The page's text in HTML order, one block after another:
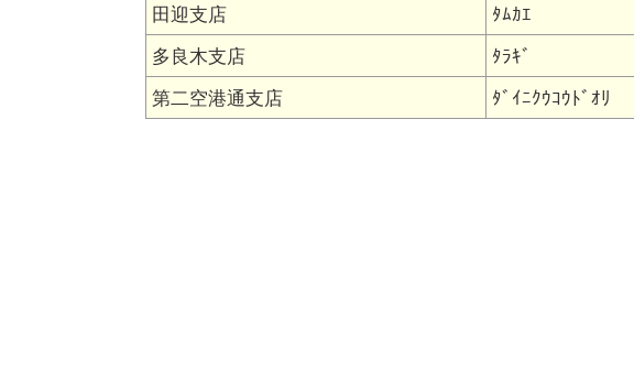
田迎支店 ﾀﾑｶｴ
多良木支店 ﾀﾗｷﾞ
第二空港通支店 ﾀﾞｲﾆｸｳｺｳﾄﾞｵﾘ